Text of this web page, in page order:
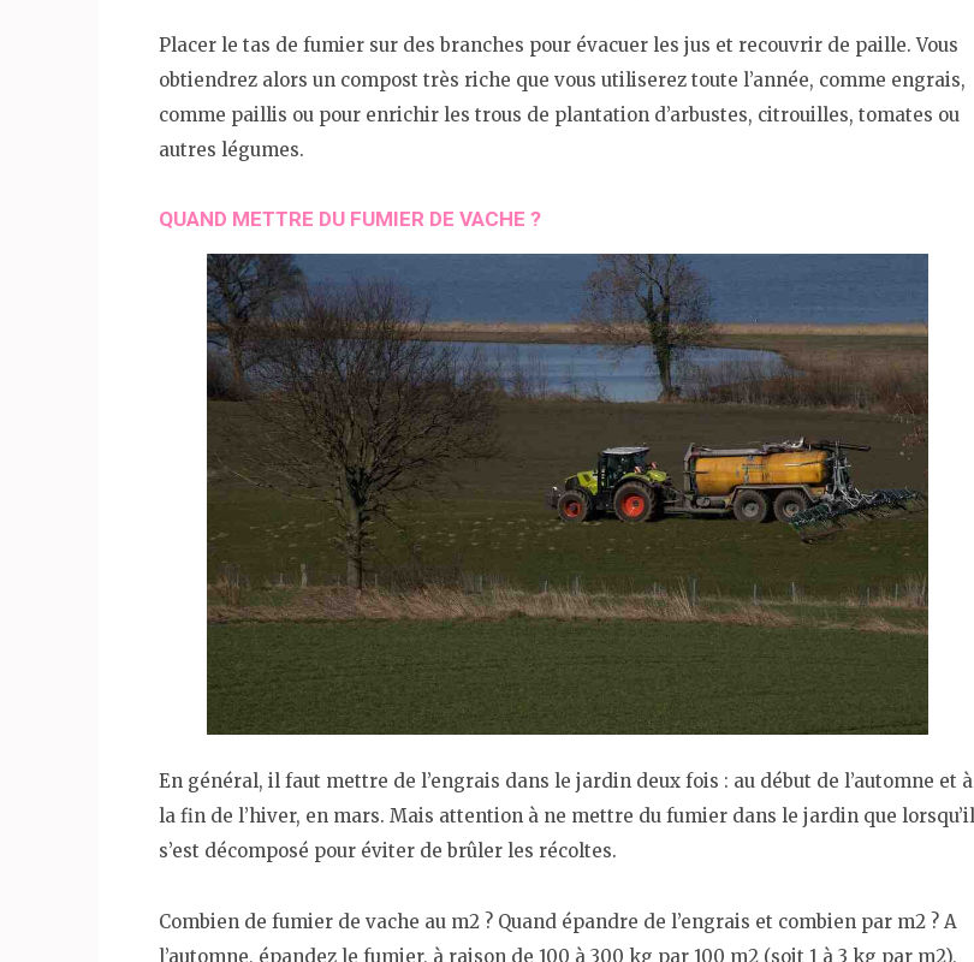
Placer le tas de fumier sur des branches pour évacuer les jus et recouvrir de paille. Vous
obtiendrez alors un compost très riche que vous utiliserez toute l’année, comme engrais,
comme paillis ou pour enrichir les trous de plantation d’arbustes, citrouilles, tomates ou
autres légumes.
QUAND METTRE DU FUMIER DE VACHE ?
En général, il faut mettre de l’engrais dans le jardin deux fois : au début de l’automne et à
la fin de l’hiver, en mars. Mais attention à ne mettre du fumier dans le jardin que lorsqu’il
s’est décomposé pour éviter de brûler les récoltes.
Combien de fumier de vache au m2 ? Quand épandre de l’engrais et combien par m2 ? A
l’automne, épandez le fumier, à raison de 100 à 300 kg par 100 m2 (soit 1 à 3 kg par m2),